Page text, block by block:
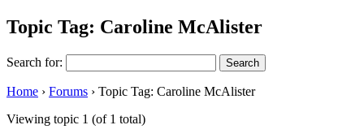
Topic Tag: Caroline McAlister
Search for:
Home › Forums › Topic Tag: Caroline McAlister
Viewing topic 1 (of 1 total)